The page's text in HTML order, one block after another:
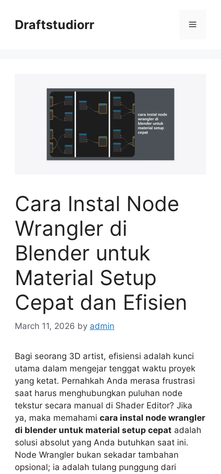
contentDraftstudiorr Menu
Cara Instal Node
Wrangler di
Blender untuk
Material Setup
Cepat dan Efisien
March 11, 2026 by admin
Bagi seorang 3D artist, efisiensi adalah kunci
utama dalam mengejar tenggat waktu proyek
yang ketat. Pernahkah Anda merasa frustrasi
saat harus menghubungkan puluhan node
tekstur secara manual di Shader Editor? Jika
ya, maka memahami cara instal node wrangler
di blender untuk material setup cepat adalah
solusi absolut yang Anda butuhkan saat ini.
Node Wrangler bukan sekadar tambahan
opsional; ia adalah tulang punggung dari